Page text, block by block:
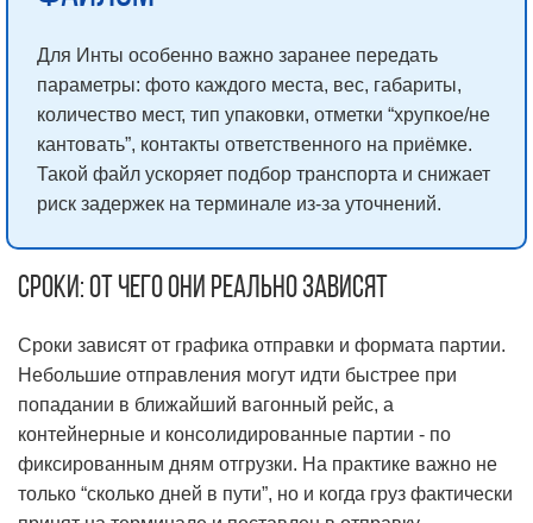
Для Инты особенно важно заранее передать
параметры: фото каждого места, вес, габариты,
количество мест, тип упаковки, отметки “хрупкое/не
кантовать”, контакты ответственного на приёмке.
Такой файл ускоряет подбор транспорта и снижает
риск задержек на терминале из-за уточнений.
Сроки: от чего они реально зависят
Сроки зависят от графика отправки и формата партии.
Небольшие отправления могут идти быстрее при
попадании в ближайший вагонный рейс, а
контейнерные и консолидированные партии - по
фиксированным дням отгрузки. На практике важно не
только “сколько дней в пути”, но и когда груз фактически